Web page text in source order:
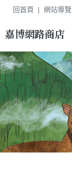
回首頁 網站導覽
嘉博網路商店